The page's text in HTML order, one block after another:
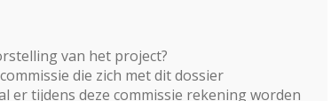
van het project?
die zich met dit dossier
er tijdens deze commissie rekening worden